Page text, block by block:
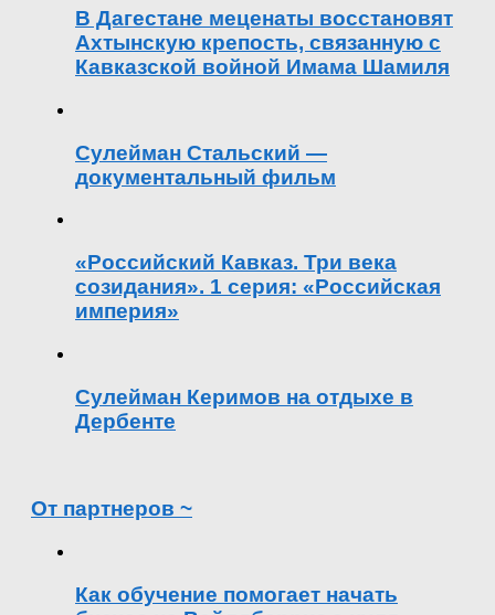
В Дагестане меценаты восстановят
Ахтынскую крепость, связанную с
Кавказской войной Имама Шамиля
Сулейман Стальский —
документальный фильм
«Российский Кавказ. Три века
созидания». 1 серия: «Российская
империя»
Сулейман Керимов на отдыхе в
Дербенте
От партнеров ~
Как обучение помогает начать